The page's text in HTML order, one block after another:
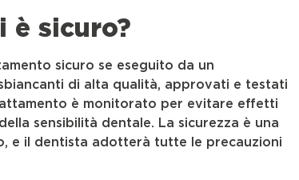
è sicuro?
sicuro se eseguito da un
di alta qualità, approvati e testati
è monitorato per evitare effetti
sensibilità dentale. La sicurezza è una
e il dentista adotterà tutte le precauzioni